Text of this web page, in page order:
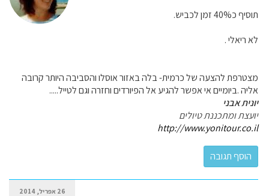
תוסיף כ40% זמן לכביש.
לא ריאלי .
מצטרפת להצעה של כרמית- בלה באזור אוסלו והסביבה היותר קרובה
אליה .ביומיים אי אפשר להגיע אל הפיורדים וחזרה וגם לטייל.....
יונית אבני
יועצת ומתכננת טיולים
http://www.yonitour.co.il
26 אפריל, 2014